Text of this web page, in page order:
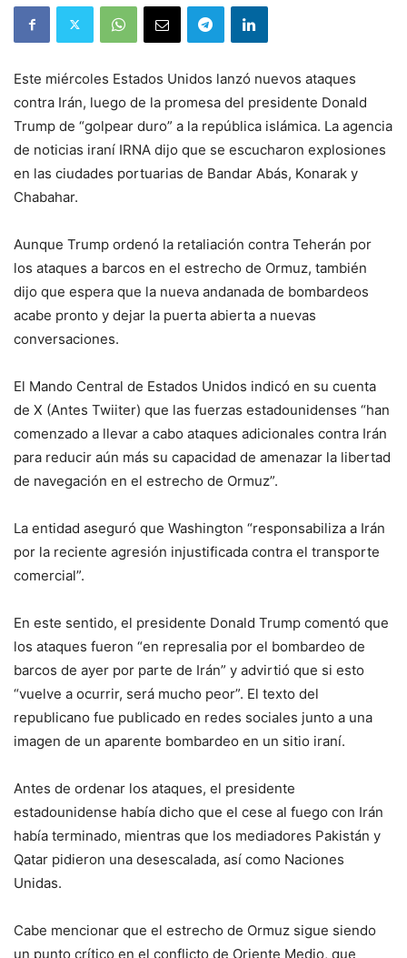
Este miércoles Estados Unidos lanzó nuevos ataques
contra Irán, luego de la promesa del presidente Donald
Trump de “golpear duro” a la república islámica. La agencia
de noticias iraní IRNA dijo que se escucharon explosiones
en las ciudades portuarias de Bandar Abás, Konarak y
Chabahar.
Aunque Trump ordenó la retaliación contra Teherán por
los ataques a barcos en el estrecho de Ormuz, también
dijo que espera que la nueva andanada de bombardeos
acabe pronto y dejar la puerta abierta a nuevas
conversaciones.
El Mando Central de Estados Unidos indicó en su cuenta
de X (Antes Twiiter) que las fuerzas estadounidenses “han
comenzado a llevar a cabo ataques adicionales contra Irán
para reducir aún más su capacidad de amenazar la libertad
de navegación en el estrecho de Ormuz”.
La entidad aseguró que Washington “responsabiliza a Irán
por la reciente agresión injustificada contra el transporte
comercial”.
En este sentido, el presidente Donald Trump comentó que
los ataques fueron “en represalia por el bombardeo de
barcos de ayer por parte de Irán” y advirtió que si esto
“vuelve a ocurrir, será mucho peor”. El texto del
republicano fue publicado en redes sociales junto a una
imagen de un aparente bombardeo en un sitio iraní.
Antes de ordenar los ataques, el presidente
estadounidense había dicho que el cese al fuego con Irán
había terminado, mientras que los mediadores Pakistán y
Qatar pidieron una desescalada, así como Naciones
Unidas.
Cabe mencionar que el estrecho de Ormuz sigue siendo
un punto crítico en el conflicto de Oriente Medio, que